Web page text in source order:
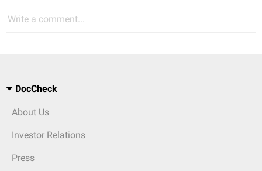
Write a comment...
DocCheck
About Us
Investor Relations
Press